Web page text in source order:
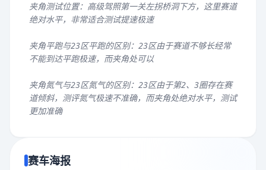
夹角测试位置：高级驾照第一关左拐桥洞下方，这里赛道
绝对水平，非常适合测试提速极速
夹角平跑与23区平跑的区别：23区由于赛道不够长经常
不能到达平跑极速，而夹角处可以
夹角氮气与23区氮气的区别：23区由于第2、3圈存在赛
道倾斜，测评氮气极速不准确，而夹角处绝对水平，测试
更加准确
赛车海报